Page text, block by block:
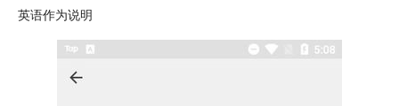
英语作为说明